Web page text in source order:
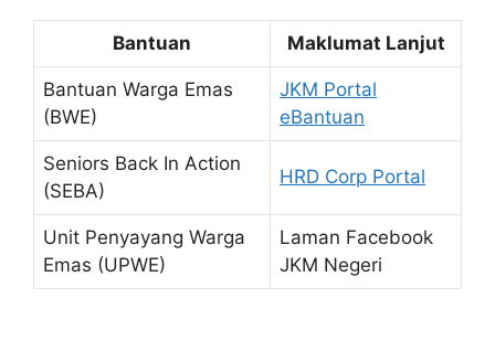
Bantuan Maklumat Lanjut
Bantuan Warga Emas
(BWE)
JKM Portal
eBantuan
Seniors Back In Action
(SEBA)
HRD Corp Portal
Unit Penyayang Warga
Emas (UPWE)
Laman Facebook
JKM Negeri